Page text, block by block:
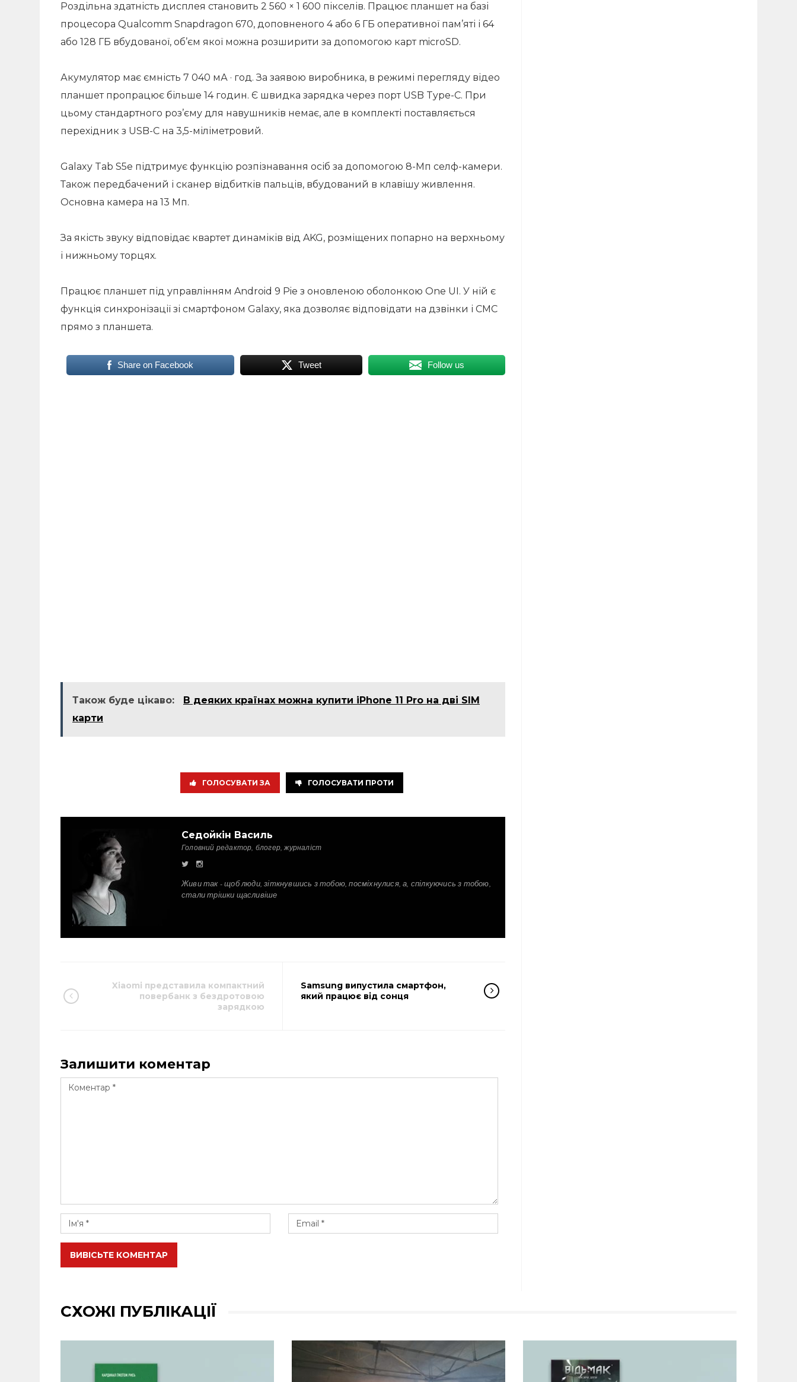
Роздільна здатність дисплея становить 2 560 × 1 600 пікселів. Працює планшет на базі
процесора Qualcomm Snapdragon 670, доповненого 4 або 6 ГБ оперативної пам’яті і 64
або 128 ГБ вбудованої, об’єм якої можна розширити за допомогою карт microSD.
Акумулятор має ємність 7 040 мА · год. За заявою виробника, в режимі перегляду відео
планшет пропрацює більше 14 годин. Є швидка зарядка через порт USB Type-C. При
цьому стандартного роз’єму для навушників немає, але в комплекті поставляється
перехідник з USB-C на 3,5-міліметровий.
Galaxy Tab S5e підтримує функцію розпізнавання осіб за допомогою 8-Мп селф-камери.
Також передбачений і сканер відбитків пальців, вбудований в клавішу живлення.
Основна камера на 13 Мп.
За якість звуку відповідає квартет динаміків від AKG, розміщених попарно на верхньому
і нижньому торцях.
Працює планшет під управлінням Android 9 Pie з оновленою оболонкою One UI. У ній є
функція синхронізації зі смартфоном Galaxy, яка дозволяє відповідати на дзвінки і СМС
прямо з планшета.
Share on Facebook Tweet Follow us
Також буде цікаво:
В деяких країнах можна купити iPhone 11 Pro на дві SIM
карти
ГОЛОСУВАТИ ЗА ГОЛОСУВАТИ ПРОТИ
Седойкін Василь
Головний редактор, блогер, журналіст
Живи так - щоб люди, зіткнувшись з тобою, посміхнулися, а, спілкуючись з тобою,
стали трішки щасливіше
Xiaomi представила компактний
повербанк з бездротовою
зарядкою
Samsung випустила смартфон,
який працює від сонця
Залишити коментар
ВИВІСЬТЕ КОМЕНТАР
СХОЖІ ПУБЛІКАЦІЇ